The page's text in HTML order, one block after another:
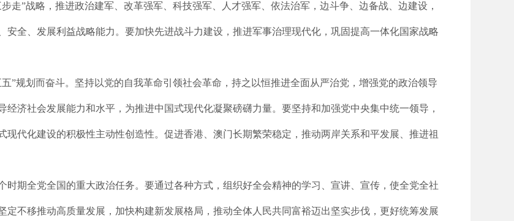
走”战略，推进政治建军、改革强军、科技强军、人才强军、依法治军，边斗争、边备战、边建设，
全、发展利益战略能力。要加快先进战斗力建设，推进军事治理现代化，巩固提高一体化国家战略
”规划而奋斗。坚持以党的自我革命引领社会革命，持之以恒推进全面从严治党，增强党的政治领导
济社会发展能力和水平，为推进中国式现代化凝聚磅礴力量。要坚持和加强党中央集中统一领导，
代化建设的积极性主动性创造性。促进香港、澳门长期繁荣稳定，推动两岸关系和平发展、推进祖
时期全党全国的重大政治任务。要通过各种方式，组织好全会精神的学习、宣讲、宣传，使全党全社
不移推动高质量发展，加快构建新发展格局，推动全体人民共同富裕迈出坚实步伐，更好统筹发展